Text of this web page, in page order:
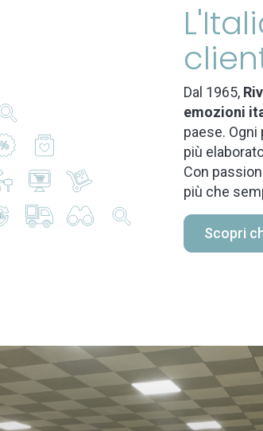
Dal 1965,
emozioni
paese.
più
Con
più che
Scopri